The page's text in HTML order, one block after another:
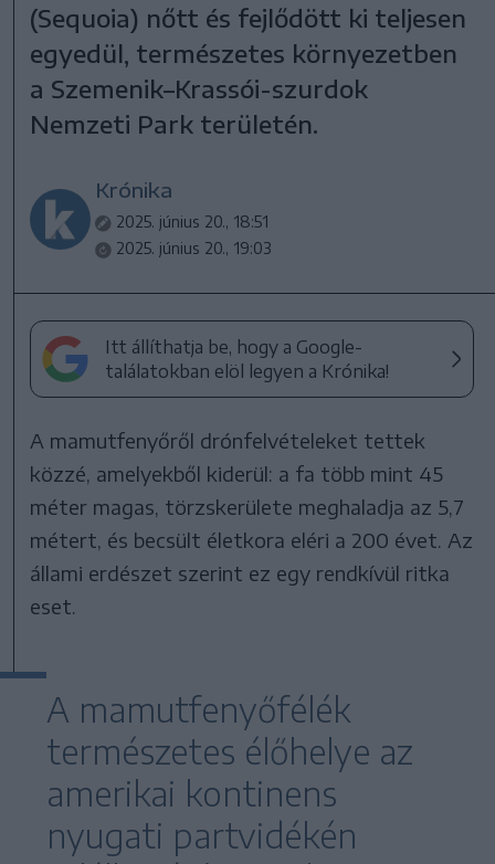
(Sequoia) nőtt és fejlődött ki teljesen
egyedül, természetes környezetben
a Szemenik–Krassói-szurdok
Nemzeti Park területén.
Krónika
2025. június 20., 18:51
2025. június 20., 19:03
Itt állíthatja be, hogy a Google-
találatokban elöl legyen a Krónika!
A mamutfenyőről drónfelvételeket tettek
közzé, amelyekből kiderül: a fa több mint 45
méter magas, törzskerülete meghaladja az 5,7
métert, és becsült életkora eléri a 200 évet. Az
állami erdészet szerint ez egy rendkívül ritka
eset.
A mamutfenyőfélék
természetes élőhelye az
amerikai kontinens
nyugati partvidékén